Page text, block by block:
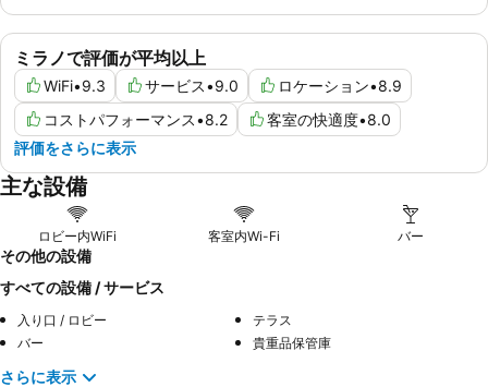
ミラノで評価が平均以上
WiFi•9.3 サービス•9.0 ロケーション•8.9
コストパフォーマンス•8.2 客室の快適度•8.0
評価をさらに表示
主な設備
ロビー内WiFi 客室内Wi-Fi バー
その他の設備
すべての設備 / サービス
入り口 / ロビー
テラス
バー
貴重品保管庫
さらに表示